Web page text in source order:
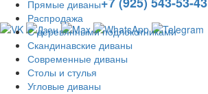
Прямые диваны
Распродажа
С деревянными подлокотниками
Скандинавские диваны
Современные диваны
Столы и стулья
Угловые диваны